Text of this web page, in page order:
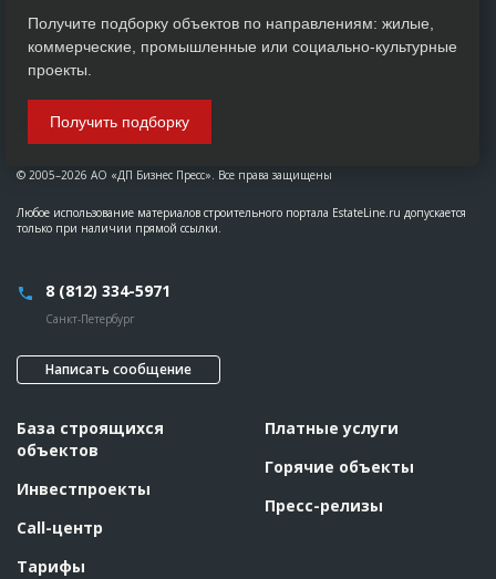
© 2005–2026 АО «ДП Бизнес Пресс». Все права защищены
Любое использование материалов строительного портала EstateLine.ru допускается
только при наличии прямой ссылки.
8 (812) 334-5971
Санкт-Петербург
Написать сообщение
База строящихся
объектов
Инвестпроекты
Call-центр
Тарифы
Платные услуги
Горячие объекты
Пресс-релизы
Получите подборку объектов по направлениям: жилые,
коммерческие, промышленные или социально-культурные
проекты.
Получить подборку